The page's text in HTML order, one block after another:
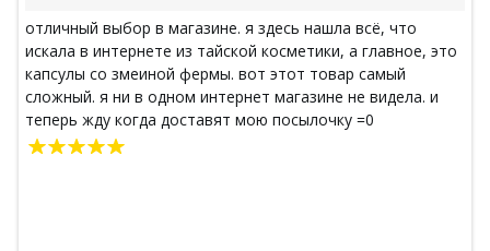
отличный выбор в магазине. я здесь нашла всё, что
искала в интернете из тайской косметики, а главное, это
капсулы со змеиной фермы. вот этот товар самый
сложный. я ни в одном интернет магазине не видела. и
теперь жду когда доставят мою посылочку =0